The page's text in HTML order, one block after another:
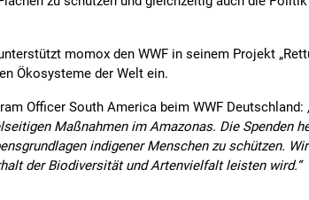
momox den WWF in seinem Projekt
Ökosysteme der Welt ein.
Officer South America beim WWF Deutschland:
Maßnahmen im Amazonas. Die Spenden
indigener Menschen zu schützen.
der Biodiversität und Artenvielfalt leisten wird.“